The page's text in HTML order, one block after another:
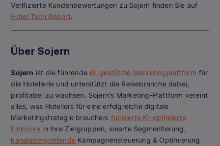
Verifizierte Kundenbewertungen zu Sojern finden Sie auf
Hotel Tech Report.
Über Sojern
Sojern ist die führende KI-gestützte Marketingplattform für
die Hotellerie und unterstützt die Reisebranche dabei,
profitabel zu wachsen. Sojern's Marketing-Plattform vereint
alles, was Hoteliers für eine erfolgreiche digitale
Marketingstrategie brauchen:fundierte KI-optimierte
Einblicke in Ihre Zielgruppen, smarte Segmentierung,
kanalübergreifende Kampagnensteuerung & Optimierung